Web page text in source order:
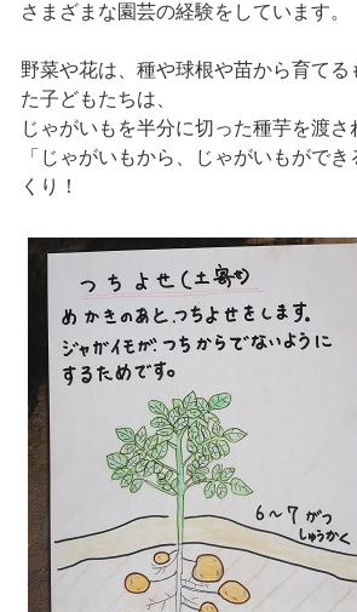
さまざまな園芸の経験をしています。
野菜や花は、種や球根や苗から育てる
た子どもたちは、
じゃがいもを半分に切った種芋を渡さ
「じゃがいもから、じゃがいもがで
くり！